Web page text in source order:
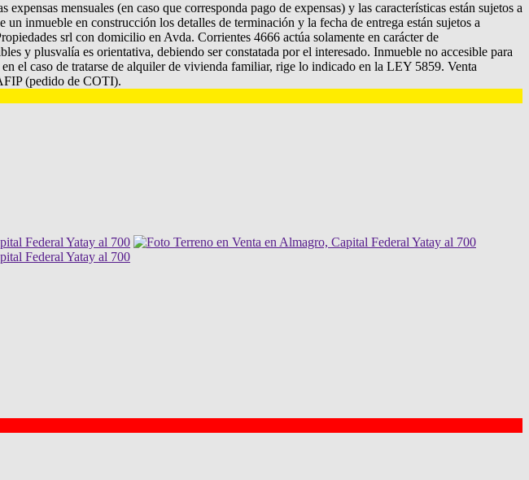
mensuales (en caso que corresponda pago de expensas) y las características están sujetos a
inmueble en construcción los detalles de terminación y la fecha de entrega están sujetos a
srl con domicilio en Avda. Corrientes 4666 actúa solamente en carácter de
y plusvalía es orientativa, debiendo ser constatada por el interesado. Inmueble no accesible para
el caso de tratarse de alquiler de vivienda familiar, rige lo indicado en la LEY 5859. Venta
(pedido de COTI).